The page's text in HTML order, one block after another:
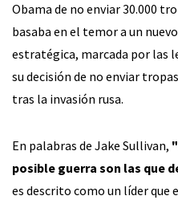
Obama de no enviar 30.000
basaba en el temor a un
estratégica, marcada por las
su decisión de no enviar
tras la invasión rusa.
En palabras de Jake Sullivan,
posible guerra son las que
es descrito como un líder que